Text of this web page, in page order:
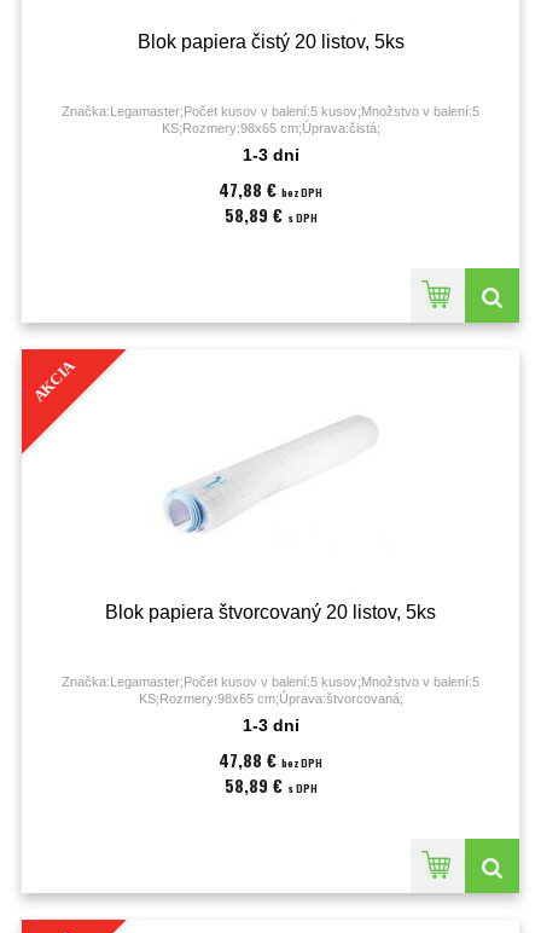
Blok papiera čistý 20 listov, 5ks
Značka:Legamaster;Počet kusov v balení:5 kusov;Množstvo v balení:5
KS;Rozmery:98x65 cm;Úprava:čistá;
1-3 dni
47,88 € bez DPH
58,89 € s DPH
AKCIA
Blok papiera štvorcovaný 20 listov, 5ks
Značka:Legamaster;Počet kusov v balení:5 kusov;Množstvo v balení:5
KS;Rozmery:98x65 cm;Úprava:štvorcovaná;
1-3 dni
47,88 € bez DPH
58,89 € s DPH